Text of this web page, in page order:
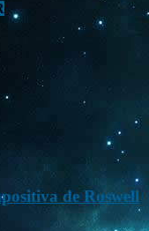
de Roswell